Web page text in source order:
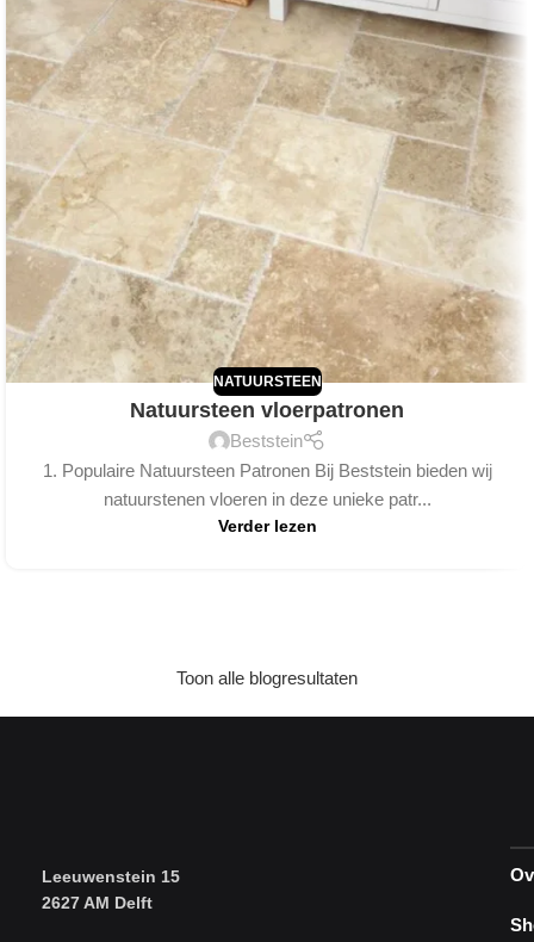
NATUURSTEEN
Natuursteen vloerpatronen
Beststein
1. Populaire Natuursteen Patronen Bij Beststein bieden wij
natuurstenen vloeren in deze unieke patr...
Verder lezen
Toon alle blogresultaten
Leeuwenstein 15
2627 AM Delft